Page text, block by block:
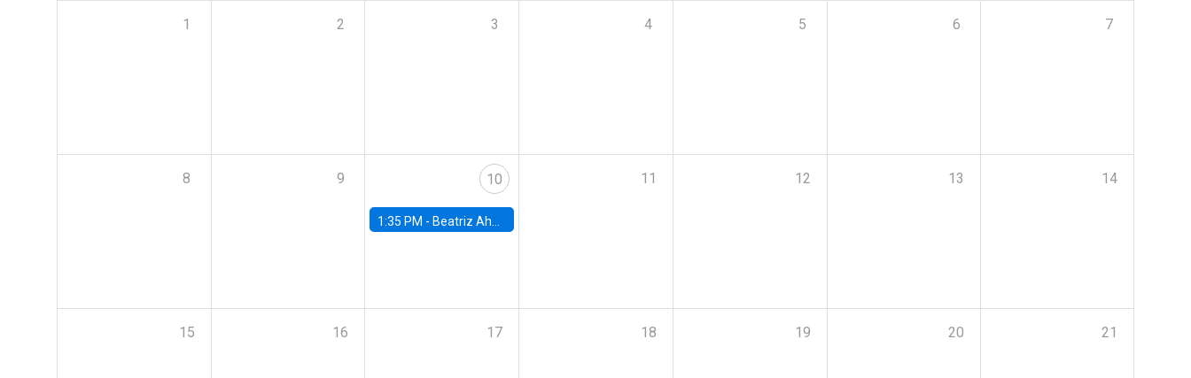
1 2 3 4 5 6 7
8 9 10
1:35 PM - Beatriz Ahumada, PhD candidate, Universidad de Pittsburgh
11 12 13 14
15 16 17 18 19 20 21